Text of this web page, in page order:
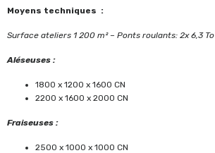
Moyens techniques :
Surface ateliers 1 200 m² – Ponts roulants: 2x 6,3 To
Aléseuses :
1800 x 1200 x 1600 CN
2200 x 1600 x 2000 CN
Fraiseuses :
2500 x 1000 x 1000 CN